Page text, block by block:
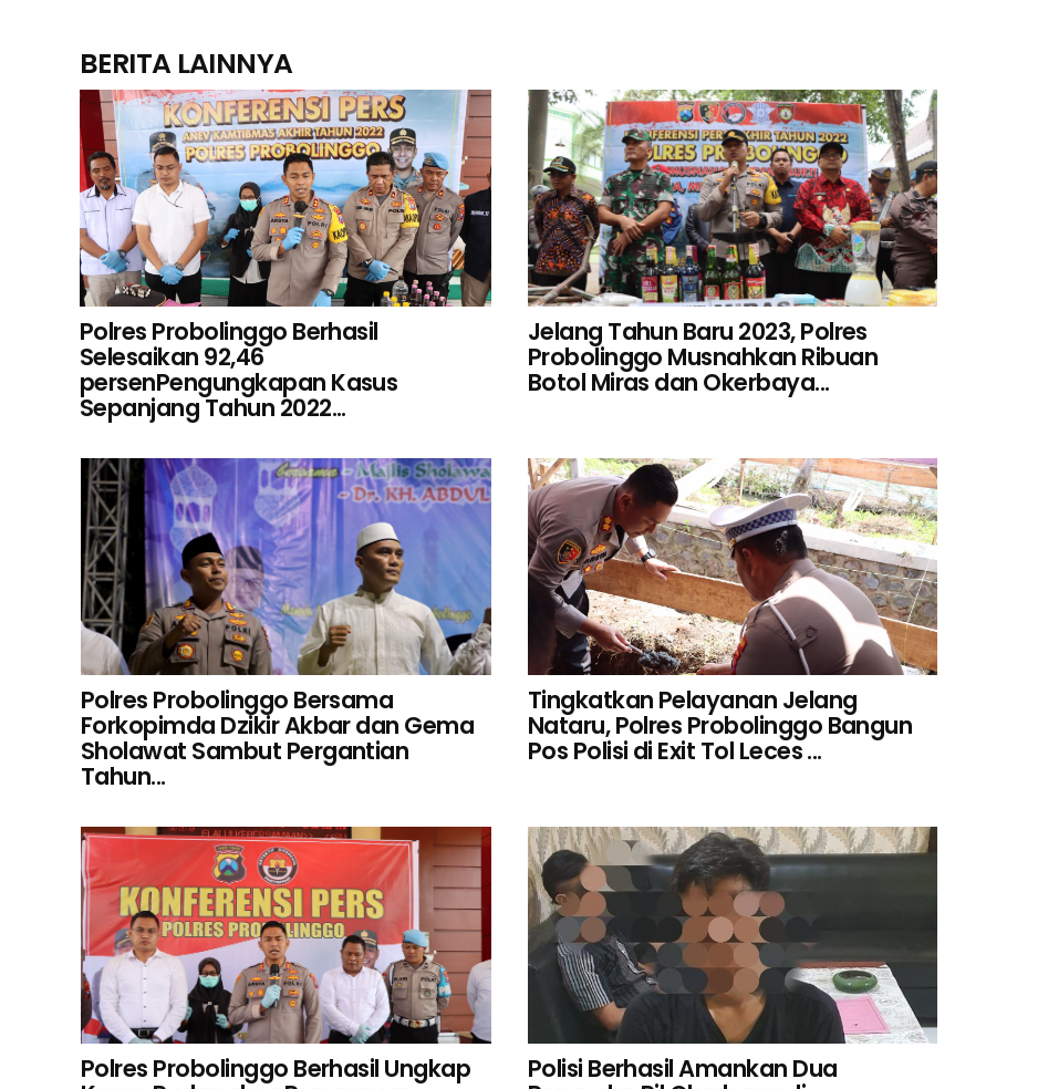
BERITA LAINNYA
Polres Probolinggo Berhasil
Selesaikan 92,46
persenPengungkapan Kasus
Sepanjang Tahun 2022...
Jelang Tahun Baru 2023, Polres
Probolinggo Musnahkan Ribuan
Botol Miras dan Okerbaya...
Polres Probolinggo Bersama
Forkopimda Dzikir Akbar dan Gema
Sholawat Sambut Pergantian
Tahun...
Tingkatkan Pelayanan Jelang
Nataru, Polres Probolinggo Bangun
Pos Polisi di Exit Tol Leces ...
Polres Probolinggo Berhasil Ungkap Polisi Berhasil Amankan Dua